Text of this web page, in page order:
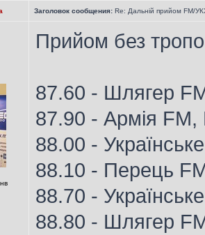
Заголовок сообщения: Re: Дальній прийом FM/
Прийом без
87.60 - Шлягер
87.90 - Армія FM,
88.00 -
88.10 - Перець
88.70 -
88.80 - Шлягер